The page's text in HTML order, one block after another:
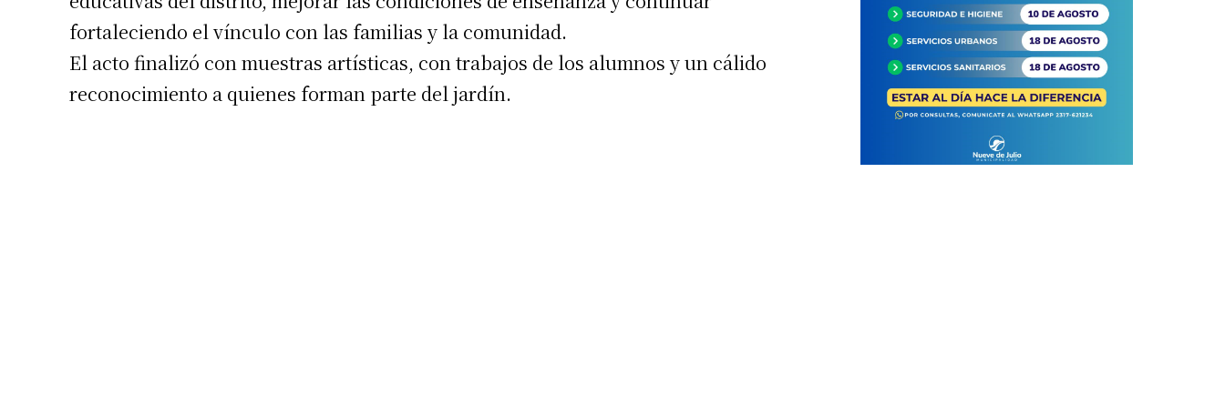
Número de teléfono
fortaleciendo el vínculo con las familias y la comunidad.
El acto finalizó con muestras artísticas, con trabajos de los alumnos y un cálido
reconocimiento a quienes forman parte del jardín.